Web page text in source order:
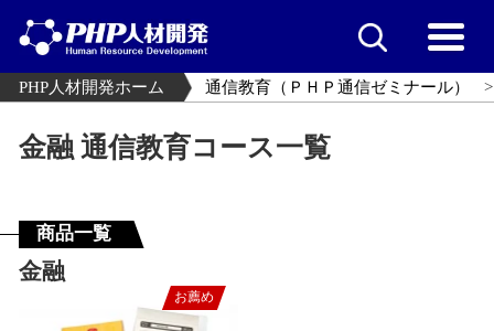
PHP人材開発ホーム 通信教育（ＰＨＰ通信ゼミナール）
金融 通信教育コース一覧
商品一覧
金融
お薦め